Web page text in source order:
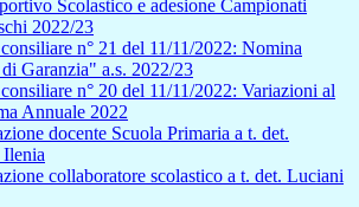
Scolastico e adesione Campionati
2022/23
n° 21 del 11/11/2022: Nomina
Garanzia" a.s. 2022/23
n° 20 del 11/11/2022: Variazioni al
Annuale 2022
docente Scuola Primaria a t. det.
collaboratore scolastico a t. det. Luciani